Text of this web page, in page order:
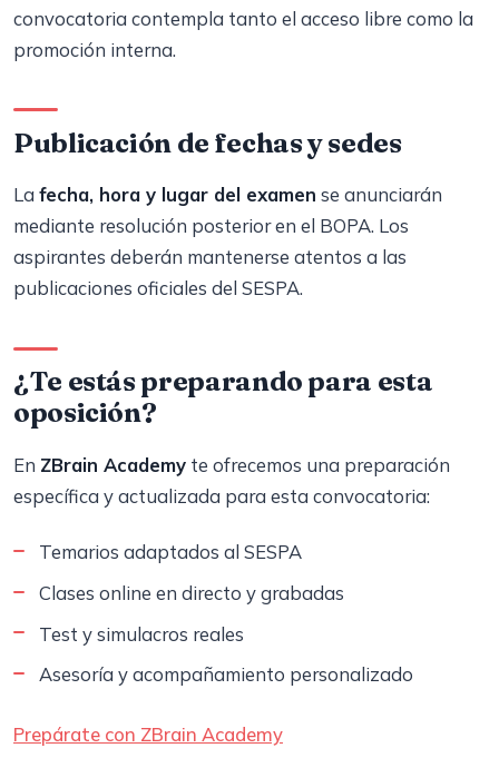
convocatoria contempla tanto el acceso libre como la
promoción interna.
Publicación de fechas y sedes
Lafecha, hora y lugar del examen se anunciarán
mediante resolución posterior en el BOPA. Los
aspirantes deberán mantenerse atentos a las
publicaciones oficiales del SESPA.
¿Te estás preparando para esta
oposición?
En ZBrain Academy te ofrecemos una preparación
específica y actualizada para esta convocatoria:
Temarios adaptados al SESPA
Clases online en directo y grabadas
Test y simulacros reales
Asesoría y acompañamiento personalizado
Prepárate con ZBrain Academy